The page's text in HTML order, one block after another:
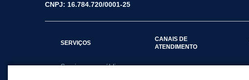
CNPJ: 16.784.720/0001-25
SERVIÇOS
Serviços por público
CANAIS DE
ATENDIMENTO